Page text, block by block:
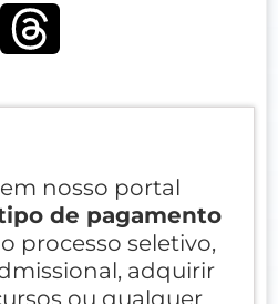
nosso portal
de pagamento
processo seletivo,
adquirir
ou qualquer